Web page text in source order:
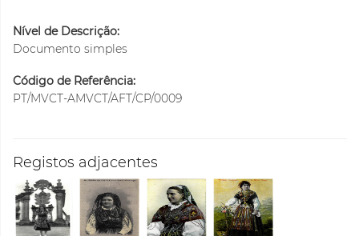
Nível de Descrição:
Documento simples
Código de Referência:
PT/MVCT-AMVCT/AFT/CP/0009
Registos adjacentes